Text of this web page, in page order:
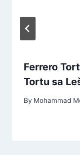
Ferrero
Tortu sa
By Mohammad